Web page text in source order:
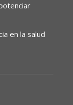
en la salud